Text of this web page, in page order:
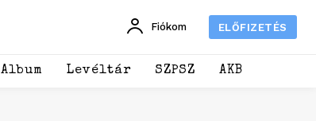
Fiókom ELŐFIZETÉS
Album Levéltár SZPSZ AKB